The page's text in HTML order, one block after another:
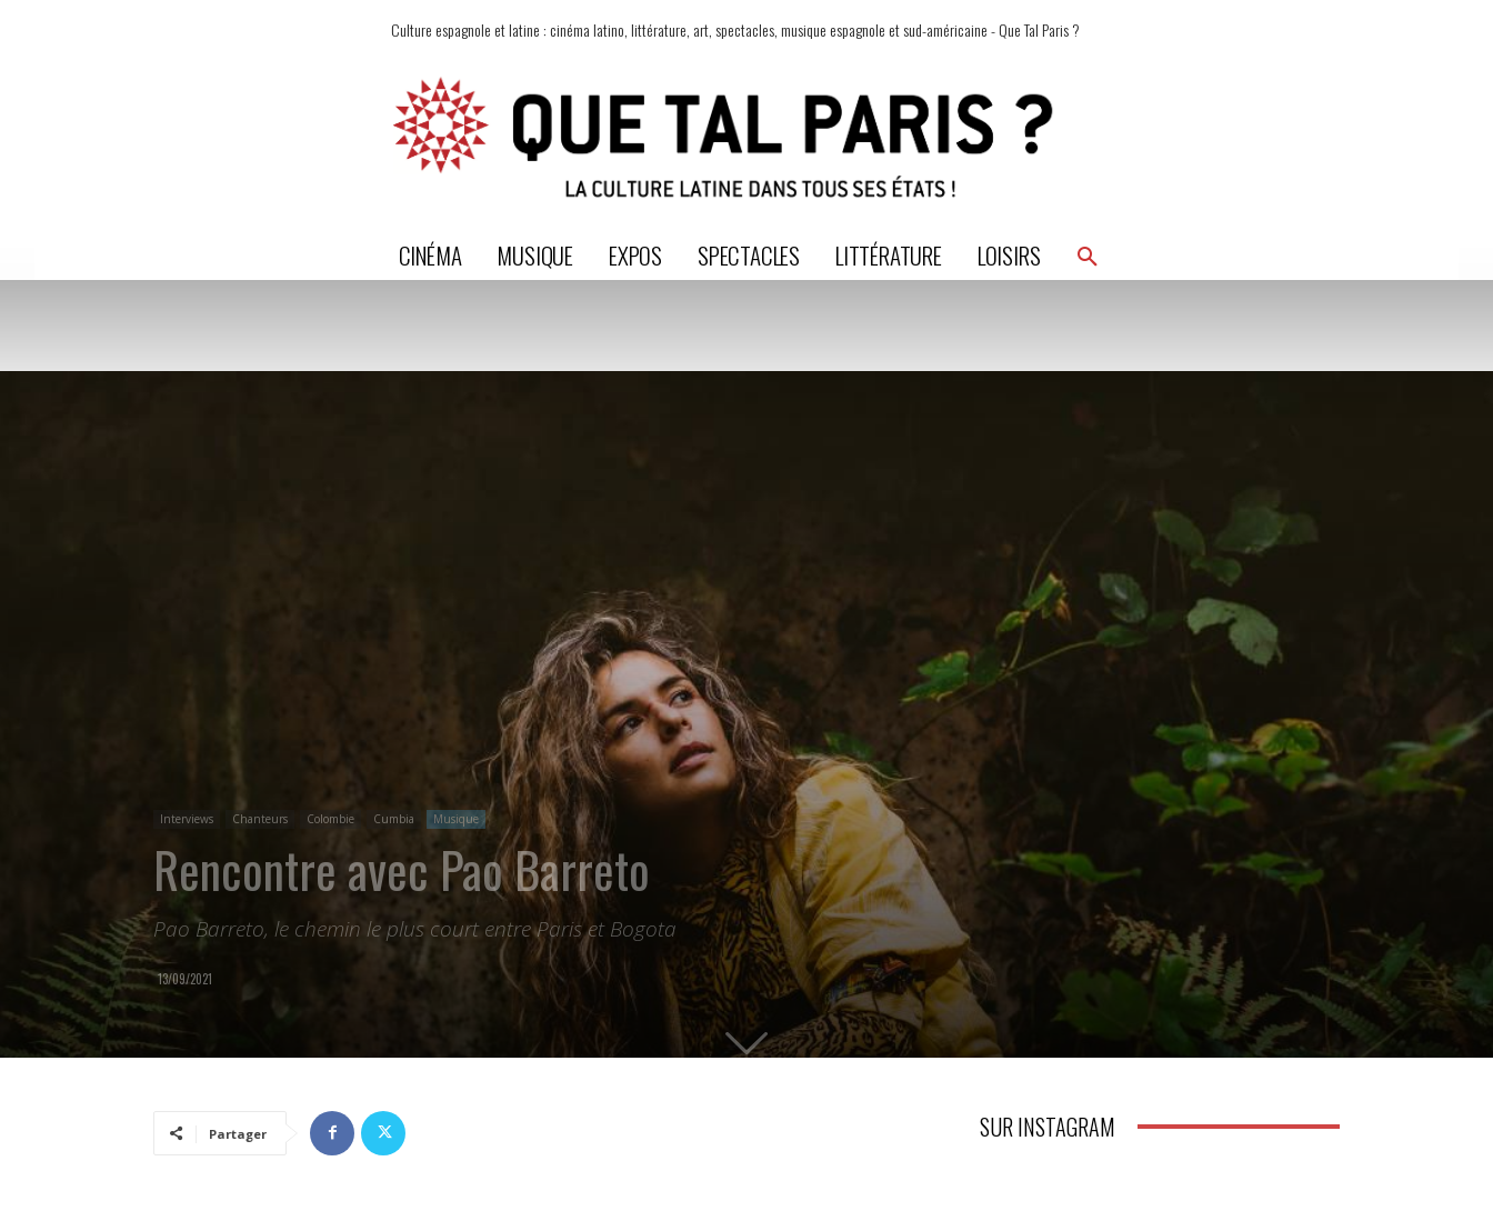
Culture espagnole et latine : cinéma latino, littérature, art, spectacles, musique espagnole et sud-américaine - Que Tal Paris ?
CINÉMA MUSIQUE EXPOS SPECTACLES LITTÉRATURE LOISIRS
Interviews Chanteurs Colombie Cumbia Musique
Rencontre avec Pao Barreto
Pao Barreto, le chemin le plus court entre Paris et Bogota
13/09/2021
Partager SUR INSTAGRAM